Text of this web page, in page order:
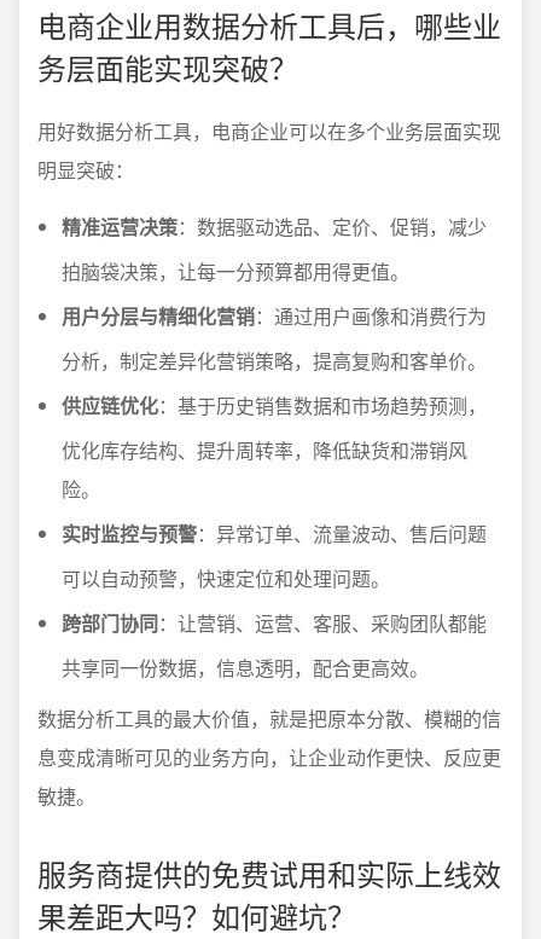
电商企业用数据分析工具后，哪些业
务层面能实现突破？
用好数据分析工具，电商企业可以在多个业务层面实现
明显突破：
精准运营决策：数据驱动选品、定价、促销，减少
拍脑袋决策，让每一分预算都用得更值。
用户分层与精细化营销：通过用户画像和消费行为
分析，制定差异化营销策略，提高复购和客单价。
供应链优化：基于历史销售数据和市场趋势预测，
优化库存结构、提升周转率，降低缺货和滞销风
险。
实时监控与预警：异常订单、流量波动、售后问题
可以自动预警，快速定位和处理问题。
跨部门协同：让营销、运营、客服、采购团队都能
共享同一份数据，信息透明，配合更高效。
数据分析工具的最大价值，就是把原本分散、模糊的信
息变成清晰可见的业务方向，让企业动作更快、反应更
敏捷。
服务商提供的免费试用和实际上线效
果差距大吗？如何避坑？